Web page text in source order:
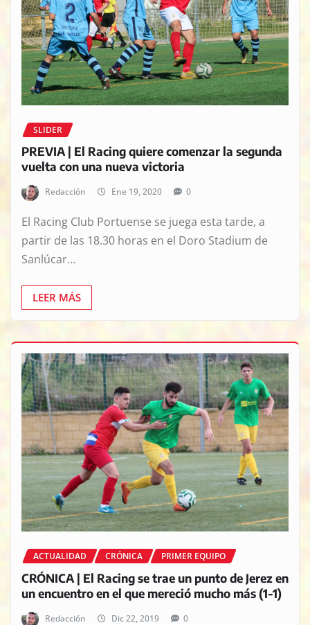
SLIDER
PREVIA | El Racing quiere comenzar la segunda
vuelta con una nueva victoria
Redacción Ene 19, 2020 0
El Racing Club Portuense se juega esta tarde, a
partir de las 18.30 horas en el Doro Stadium de
Sanlúcar…
LEER MÁS
ACTUALIDAD CRÓNICA PRIMER EQUIPO
CRÓNICA | El Racing se trae un punto de Jerez en
un encuentro en el que mereció mucho más (1-1)
Redacción Dic 22, 2019 0